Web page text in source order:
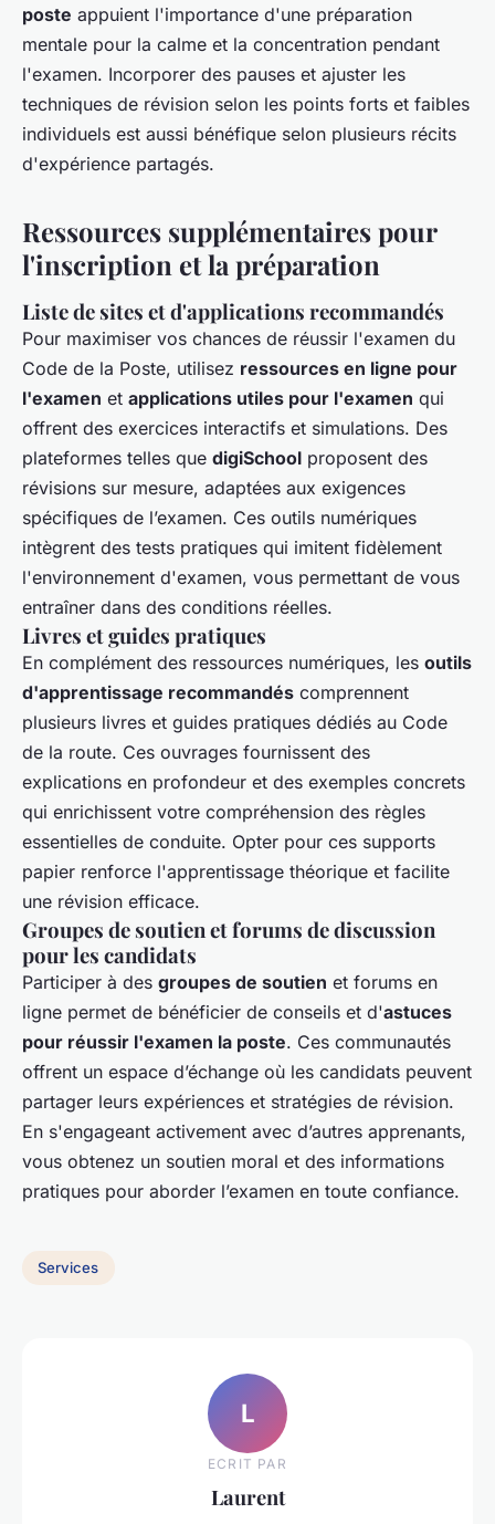
poste appuient l'importance d'une préparation
mentale pour la calme et la concentration pendant
l'examen. Incorporer des pauses et ajuster les
techniques de révision selon les points forts et faibles
individuels est aussi bénéfique selon plusieurs récits
d'expérience partagés.
Ressources supplémentaires pour
l'inscription et la préparation
Liste de sites et d'applications recommandés
Pour maximiser vos chances de réussir l'examen du
Code de la Poste, utilisez ressources en ligne pour
l'examen et applications utiles pour l'examen qui
offrent des exercices interactifs et simulations. Des
plateformes telles que digiSchool proposent des
révisions sur mesure, adaptées aux exigences
spécifiques de l’examen. Ces outils numériques
intègrent des tests pratiques qui imitent fidèlement
l'environnement d'examen, vous permettant de vous
entraîner dans des conditions réelles.
Livres et guides pratiques
En complément des ressources numériques, les outils
d'apprentissage recommandés comprennent
plusieurs livres et guides pratiques dédiés au Code
de la route. Ces ouvrages fournissent des
explications en profondeur et des exemples concrets
qui enrichissent votre compréhension des règles
essentielles de conduite. Opter pour ces supports
papier renforce l'apprentissage théorique et facilite
une révision efficace.
Groupes de soutien et forums de discussion
pour les candidats
Participer à des groupes de soutien et forums en
ligne permet de bénéficier de conseils et d'astuces
pour réussir l'examen la poste. Ces communautés
offrent un espace d’échange où les candidats peuvent
partager leurs expériences et stratégies de révision.
En s'engageant activement avec d’autres apprenants,
vous obtenez un soutien moral et des informations
pratiques pour aborder l’examen en toute confiance.
Services
L
ECRIT PAR
Laurent